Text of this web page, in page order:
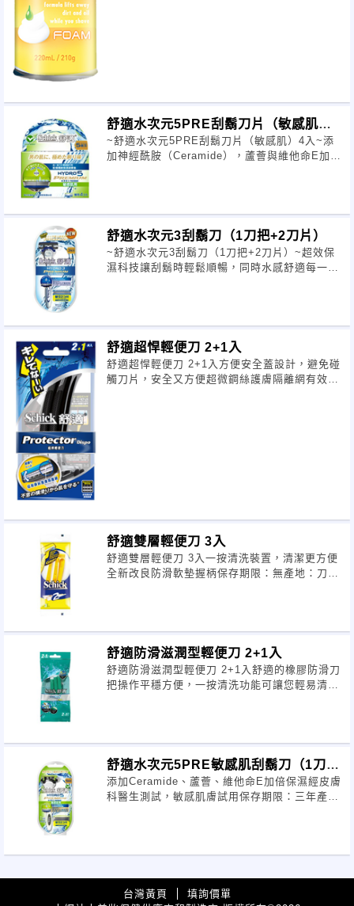
舒適水次元5PRE刮鬍刀片（敏感肌）4
入
~舒適水次元5PRE刮鬍刀片（敏感肌）4入~添
加神經酰胺（Ceramide），蘆薈與維他命E加倍
舒適水次元3刮鬍刀（1刀把+2刀片）
~舒適水次元3刮鬍刀（1刀把+2刀片）~超效保
濕科技讓刮鬍時輕鬆順暢，同時水感舒適每一層
舒適超悍輕便刀 2+1入
舒適超悍輕便刀 2+1入方便安全蓋設計，避免碰
觸刀片，安全又方便超微鋼絲護膚隔離網有效隔
舒適雙層輕便刀 3入
舒適雙層輕便刀 3入一按清洗裝置，清潔更方便
全新改良防滑軟墊握柄保存期限：無產地：刀片
舒適防滑滋潤型輕便刀 2+1入
舒適防滑滋潤型輕便刀 2+1入舒適的橡膠防滑刀
把操作平穩方便，一按清洗功能可讓您輕易清除
舒適水次元5PRE敏感肌刮鬍刀（1刀把
+2刀片）
添加Ceramide、蘆薈、維他命E加倍保濕經皮膚
科醫生測試，敏感肌膚試用保存期限：三年產
台灣黃頁
填詢價單